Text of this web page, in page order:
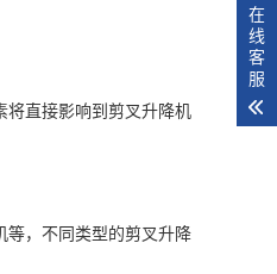
将直接影响到剪叉升降机
等，不同类型的剪叉升降
在
线
客
服